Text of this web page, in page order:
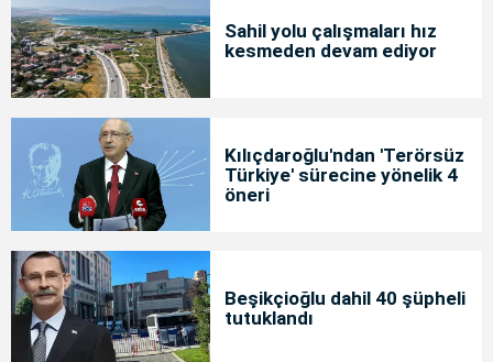
Sahil yolu çalışmaları hız
kesmeden devam ediyor
Kılıçdaroğlu'ndan 'Terörsüz
Türkiye' sürecine yönelik 4
öneri
Beşikçioğlu dahil 40 şüpheli
tutuklandı